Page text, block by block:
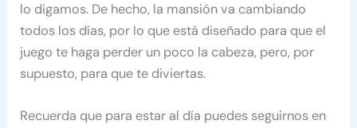
lo digamos. De hecho, la mansión va cambiando
todos los días, por lo que está diseñado para que el
juego te haga perder un poco la cabeza, pero, por
supuesto, para que te diviertas.
Recuerda que para estar al día puedes seguirnos en